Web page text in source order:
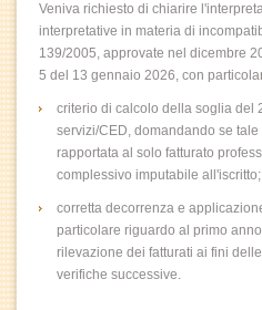
Veniva richiesto di chiarire
interpretative in materia di
139/2005, approvate nel dicembre
5 del 13 gennaio 2026, con
criterio di calcolo della soglia del
servizi/CED, domandando se
rapportata al solo fatturato
complessivo imputabile all'iscritto;
corretta decorrenza e
particolare riguardo al primo
rilevazione dei fatturati ai fini
verifiche successive.